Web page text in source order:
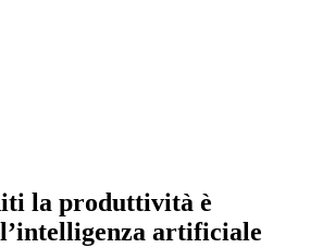
la produttività è
artificiale